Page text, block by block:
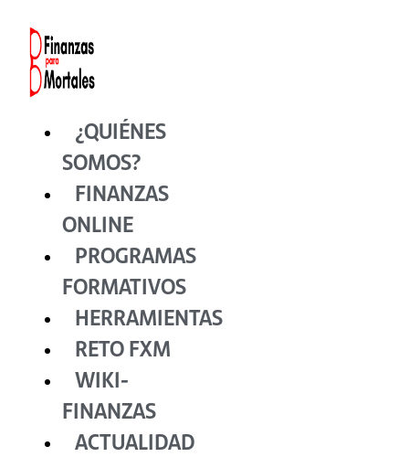
contenido
¿QUIÉNES
SOMOS?
FINANZAS
ONLINE
PROGRAMAS
FORMATIVOS
HERRAMIENTAS
RETO FXM
WIKI-
FINANZAS
ACTUALIDAD